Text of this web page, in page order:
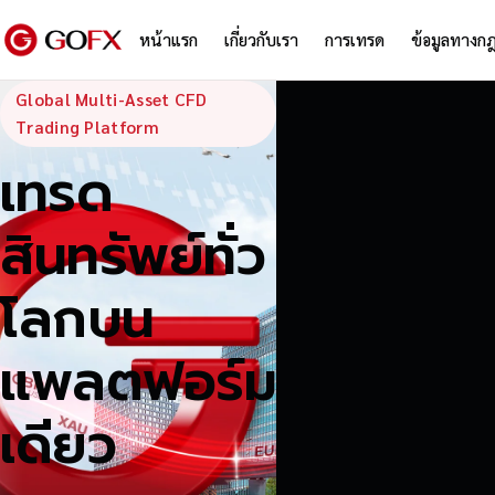
หน้าแรก เกี่ยวกับเรา การเทรด ข้อมูลทางก
GoFX —
Global Multi-Asset CFD
Trading Platform
เทรด
สินทรัพย์ทั่ว
โลกบน
แพลตฟอร์ม
เดียว